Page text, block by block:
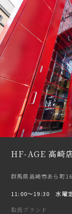
HF-AGE 高崎
群馬県高崎市あら町
11:00〜19:30 水曜
取扱ブランド